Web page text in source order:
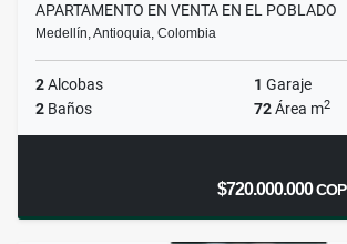
APARTAMENTO EN VENTA EN EL POBLADO
Medellín, Antioquia, Colombia
2Alcobas 1 Garaje
2 Baños 72Área m2
$720.000.000COP